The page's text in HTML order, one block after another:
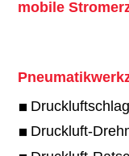
mobile
Druckluft-